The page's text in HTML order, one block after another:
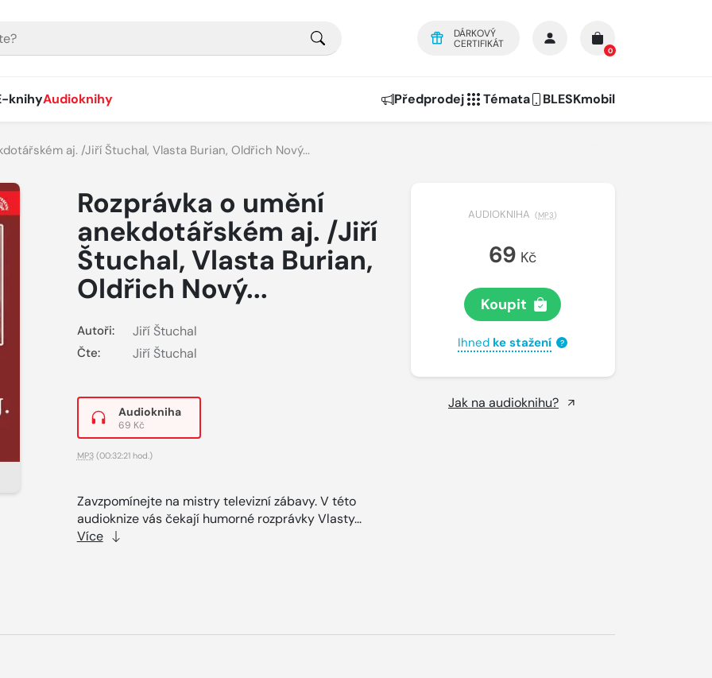
DÁRKOVÝ
CERTIFIKÁT
0
knihyAudioknihy Předprodej Témata BLESKmobil
aj. /Jiří Štuchal, Vlasta Burian, Oldřich Nový...
Rozprávka o umění
anekdotářském aj. /Jiří
Štuchal, Vlasta Burian,
Oldřich Nový...
Autoři: Jiří Štuchal
Čte: Jiří Štuchal
Audiokniha
69 Kč
MP3(00:32:21 hod.)
Zavzpomínejte na mistry televizní zábavy. V této
audioknize vás čekají humorné rozprávky Vlasty...
Více
AUDIOKNIHA (MP3)
69 Kč
Koupit
Ihned ke stažení ?
Jak na audioknihu?